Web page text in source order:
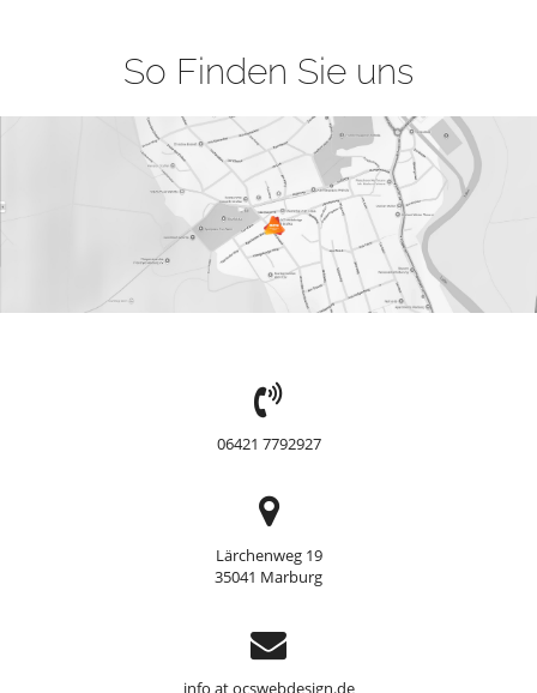
So Finden Sie uns
TEL:
06421 7792927
Adresse
Lärchenweg 19
35041 Marburg
Support
info at ocswebdesign.de